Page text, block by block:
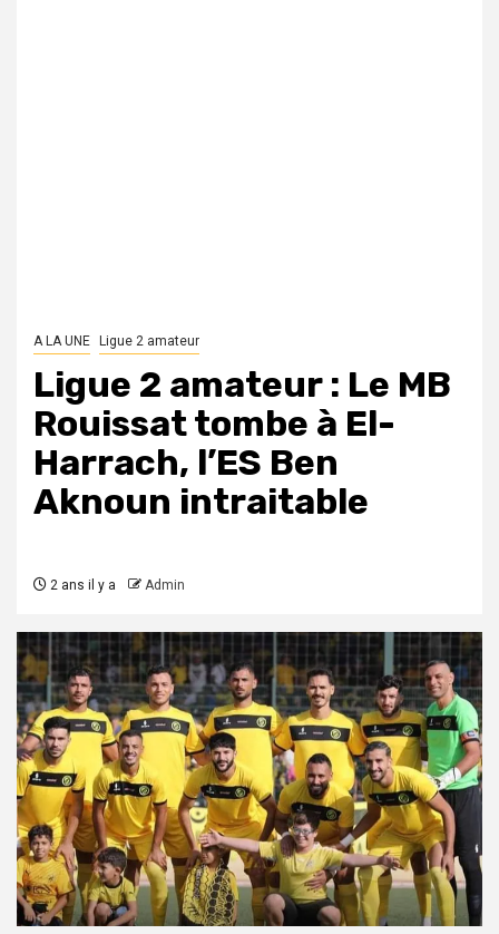
A LA UNE Ligue 2 amateur
Ligue 2 amateur : Le MB
Rouissat tombe à El-
Harrach, l’ES Ben
Aknoun intraitable
2 ans il y a Admin